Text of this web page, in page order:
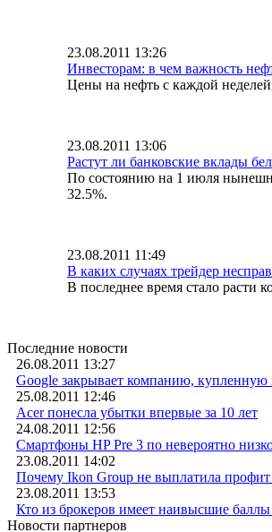
23.08.2011 13:26
Инвесторам: в чем важность
Цены на нефть с каждой
23.08.2011 13:06
Растут ли банковские вклады
По состоянию на 1 июля
32.5%.
23.08.2011 11:49
В каких случаях трейдер
В последнее время стало расти
Последние новости
26.08.2011 13:27
Google закрывает компанию, купленную
25.08.2011 12:46
Acer понесла убытки впервые за 10 лет
24.08.2011 12:56
Смартфоны HP Pre 3 по невероятно
23.08.2011 14:02
Почему Ikon Group не выплатила профит
23.08.2011 13:53
Кто из брокеров имеет наивысшие
Новости партнеров